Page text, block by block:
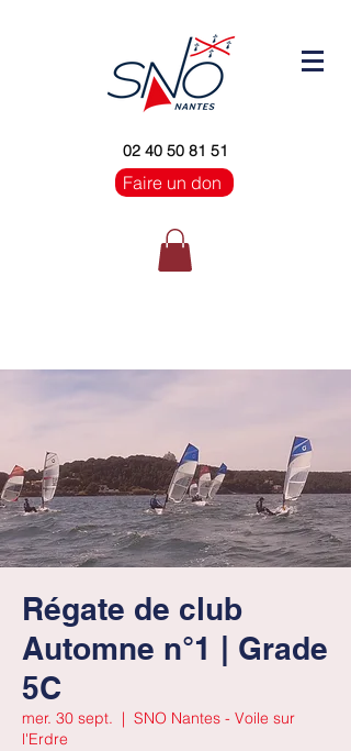
02 40 50 81 51
Faire un don
Régate de club
Automne n°1 | Grade
5C
mer. 30 sept.
  |
SNO Nantes - Voile sur
l'Erdre